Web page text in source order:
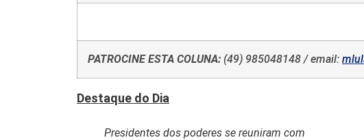
PATROCINE ESTA COLUNA: (49) 985048148 / email:
Destaque do Dia
Presidentes dos poderes se reuniram com